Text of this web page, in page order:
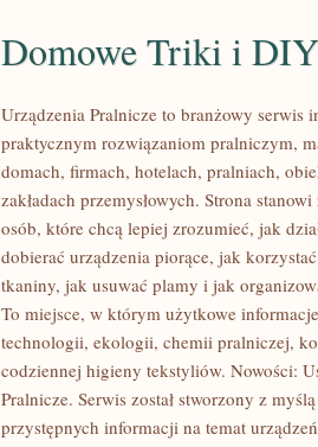
Domowe Triki i DIY
Urządzenia Pralnicze to branżowy serwis
praktycznym rozwiązaniom pralniczym,
domach, firmach, hotelach, pralniach,
zakładach przemysłowych. Strona
osób, które chcą lepiej zrozumieć, jak
dobierać urządzenia piorące, jak
tkaniny, jak usuwać plamy i jak
To miejsce, w którym użytkowe
technologii, ekologii, chemii pralniczej,
codziennej higieny tekstyliów. Nowości:
Pralnicze. Serwis został stworzony z
przystępnych informacji na temat